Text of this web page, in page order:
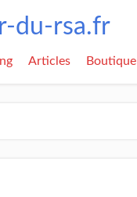
du-rsa.fr
Articles Boutique